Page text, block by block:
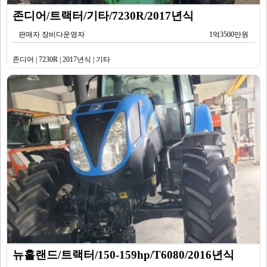
존디어/트랙터/기타/7230R/2017년식
판매자 장비다운영자 1억3500만원
존디어 | 7230R | 2017년식 | 기타
뉴홀랜드/트랙터/150-159hp/T6080/2016년식